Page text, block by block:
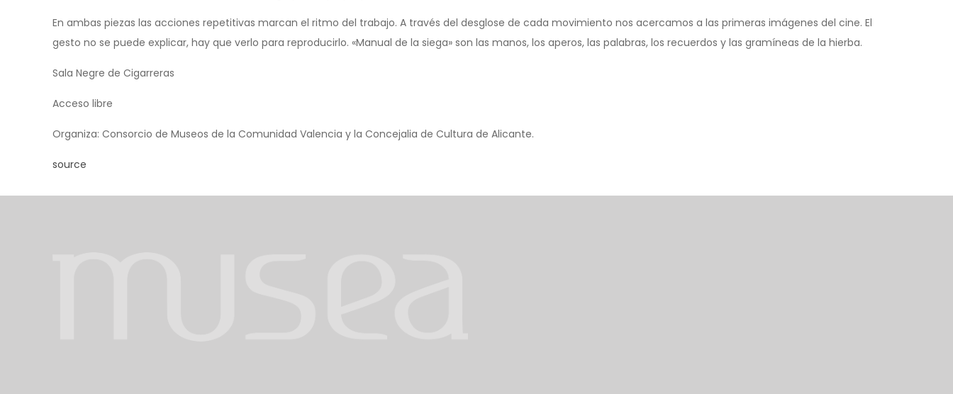
En ambas piezas las acciones repetitivas marcan el ritmo del trabajo. A través del desglose de cada movimiento nos acercamos a las primeras imágenes del cine. El
gesto no se puede explicar, hay que verlo para reproducirlo. «Manual de la siega» son las manos, los aperos, las palabras, los recuerdos y las gramíneas de la hierba.
Sala Negre de Cigarreras
Acceso libre
Organiza: Consorcio de Museos de la Comunidad Valencia y la Concejalia de Cultura de Alicante.
source